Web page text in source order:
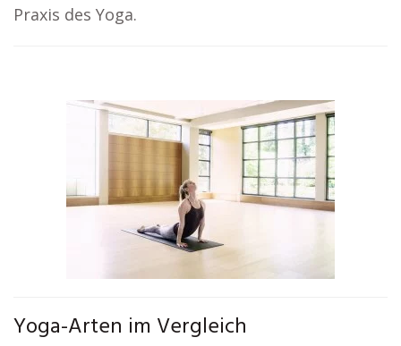
Praxis des Yoga.
Yoga-Arten im Vergleich